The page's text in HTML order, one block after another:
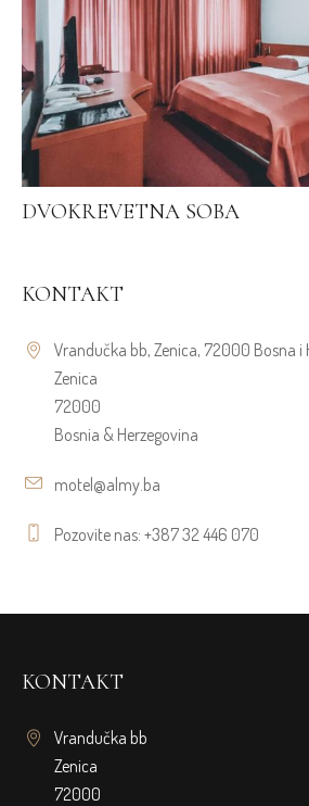
DVOKREVETNA SOBA
KONTAKT
Vrandučka bb, Zenica, 72000 Bosna i
Zenica
72000
Bosnia & Herzegovina
motel@almy.ba
Pozovite nas: +387 32 446 070
KONTAKT
Vrandučka bb
Zenica
72000